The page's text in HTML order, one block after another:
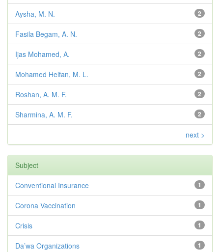
2
Aysha, M. N.
2
Fasila Begam, A. N.
2
Ijas Mohamed, A.
2
Mohamed Helfan, M. L.
2
Roshan, A. M. F.
2
Sharmina, A. M. F.
next >
Subject
1
Conventional Insurance
1
Corona Vaccination
1
Crisis
1
Da’wa Organizations